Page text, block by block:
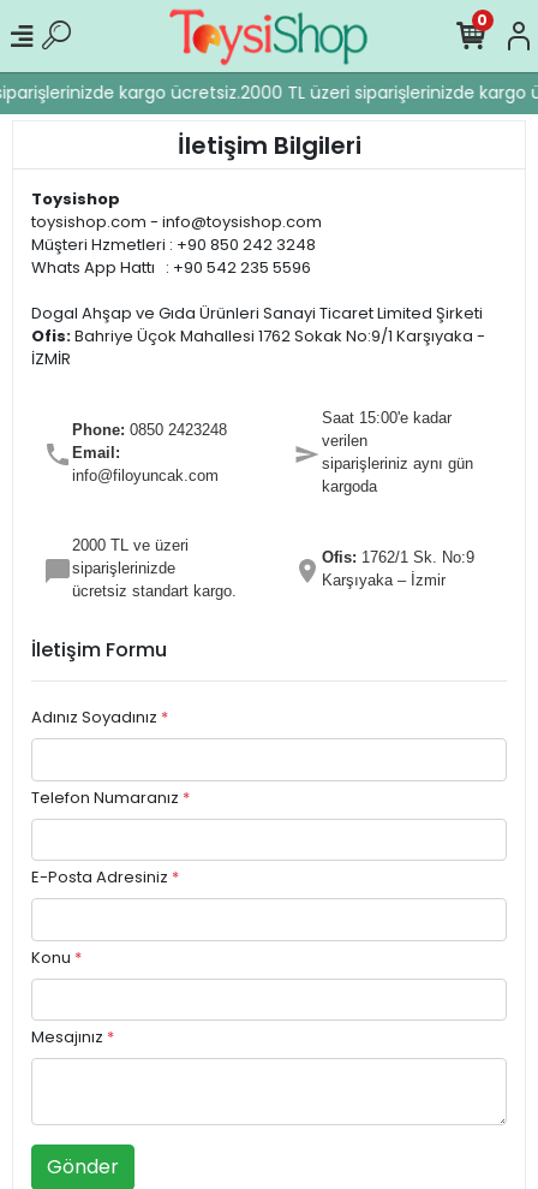
kargo ücretsiz.2000 TL üzeri siparişlerinizde kargo
0
İletişim Bilgileri
Toysishop
toysishop.com - info@toysishop.com
Müşteri Hzmetleri : +90 850 242 3248
Whats App Hattı : +90 542 235 5596
Dogal Ahşap ve Gıda Ürünleri Sanayi Ticaret Limited Şirketi
Ofis:Bahriye Üçok Mahallesi 1762 Sokak No:9/1 Karşıyaka -
İZMİR
Phone: 0850 2423248
Email:
info@filoyuncak.com
Saat 15:00'e kadar
verilen
siparişleriniz aynı gün
kargoda
2000 TL ve üzeri
siparişlerinizde
ücretsiz standart kargo.
Ofis: 1762/1 Sk. No:9
Karşıyaka – İzmir
İletişim Formu
Adınız Soyadınız *
Telefon Numaranız *
E-Posta Adresiniz *
Konu *
Mesajınız *
Gönder